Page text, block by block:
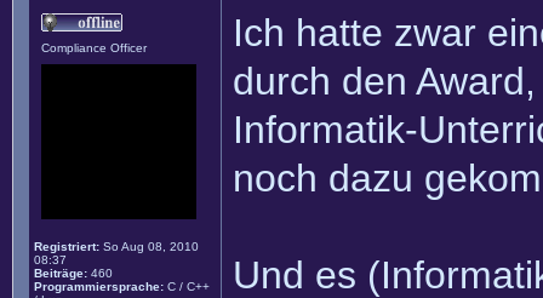
Compliance Officer
Registriert: So Aug 08, 2010
08:37
Beiträge: 460
Programmiersprache: C / C++
Ich hatte zwar
durch den
Informatik-
noch dazu
Und es